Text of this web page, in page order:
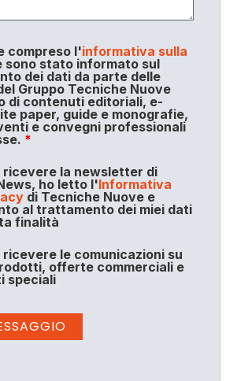
compreso l'informativa sulla
sono stato informato sul
dei dati da parte delle
Gruppo Tecniche Nuove
di contenuti editoriali, e-
paper, guide e monografie,
e convegni professionali
*
ricevere la newsletter di
ho letto l'Informativa
di Tecniche Nuove e
al trattamento dei miei dati
finalità
ricevere le comunicazioni su
offerte commerciali e
speciali